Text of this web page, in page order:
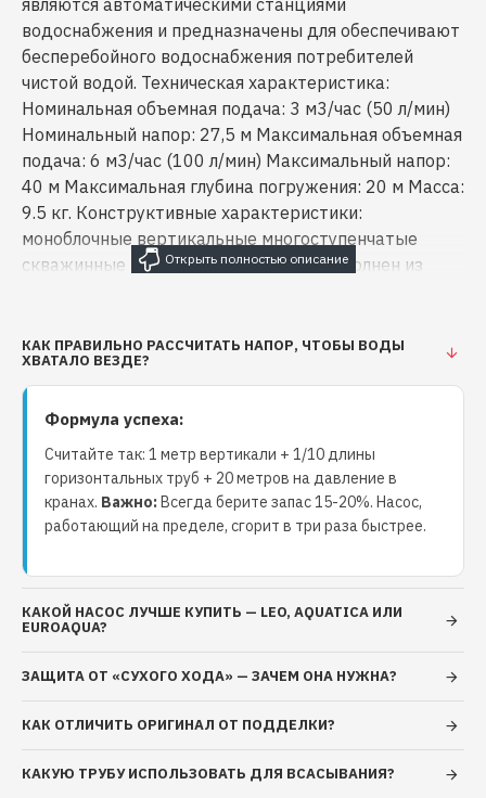
являются автоматическими станциями
водоснабжения и предназначены для обеспечивают
бесперебойного водоснабжения потребителей
чистой водой. Техническая характеристика:
Номинальная объемная подача: 3 м3/час (50 л/мин)
Номинальный напор: 27,5 м Максимальная объемная
подача: 6 м3/час (100 л/мин) Максимальный напор:
40 м Максимальная глубина погружения: 20 м Масса:
9.5 кг. Конструктивные характеристики:
моноблочные вертикальные многоступенчатые
скважинные корпус электронасоса выполнен из
закрытого типа, выполнено из ацетатной смолы вал
из нержавеющей стали AISI 304 уплотнение
торцовое – графит/керамика /NBR/AISI 304 модели
«AUTO» укомплектованы встроенным электронным
блоком управления модели «AUTO» имеют защиту
от «сухого хода» модели «AUTO» автоматически
включаются и отключаются при закрытии и
открывании крана длина кабеля питания 22 м
асинхронный двухполюсный с короткозамкнутым
ротором охлаждение двигателя перекачиваемой
жидкостью степень защиты IPХ8 класс
нагревостойкости изоляции В однофазное
исполнение с установленным в корпус
электронасоса конденсатором встроенная в
обмотку двигателя защита от перегрузок с
220 В, 50 Гц режим работы: продолжительный
КАК ПРАВИЛЬНО РАССЧИТАТЬ НАПОР, ЧТОБЫ ВОДЫ
ХВАТАЛО ВЕЗДЕ?
Формула успеха:
Считайте так: 1 метр вертикали + 1/10 длины
горизонтальных труб + 20 метров на давление в
кранах. Важно:Всегда берите запас 15-20%. Насос,
работающий на пределе, сгорит в три раза быстрее.
КАКОЙ НАСОС ЛУЧШЕ КУПИТЬ — LEO, AQUATICA ИЛИ
EUROAQUA?
ЗАЩИТА ОТ «СУХОГО ХОДА» — ЗАЧЕМ ОНА НУЖНА?
КАК ОТЛИЧИТЬ ОРИГИНАЛ ОТ ПОДДЕЛКИ?
КАКУЮ ТРУБУ ИСПОЛЬЗОВАТЬ ДЛЯ ВСАСЫВАНИЯ?